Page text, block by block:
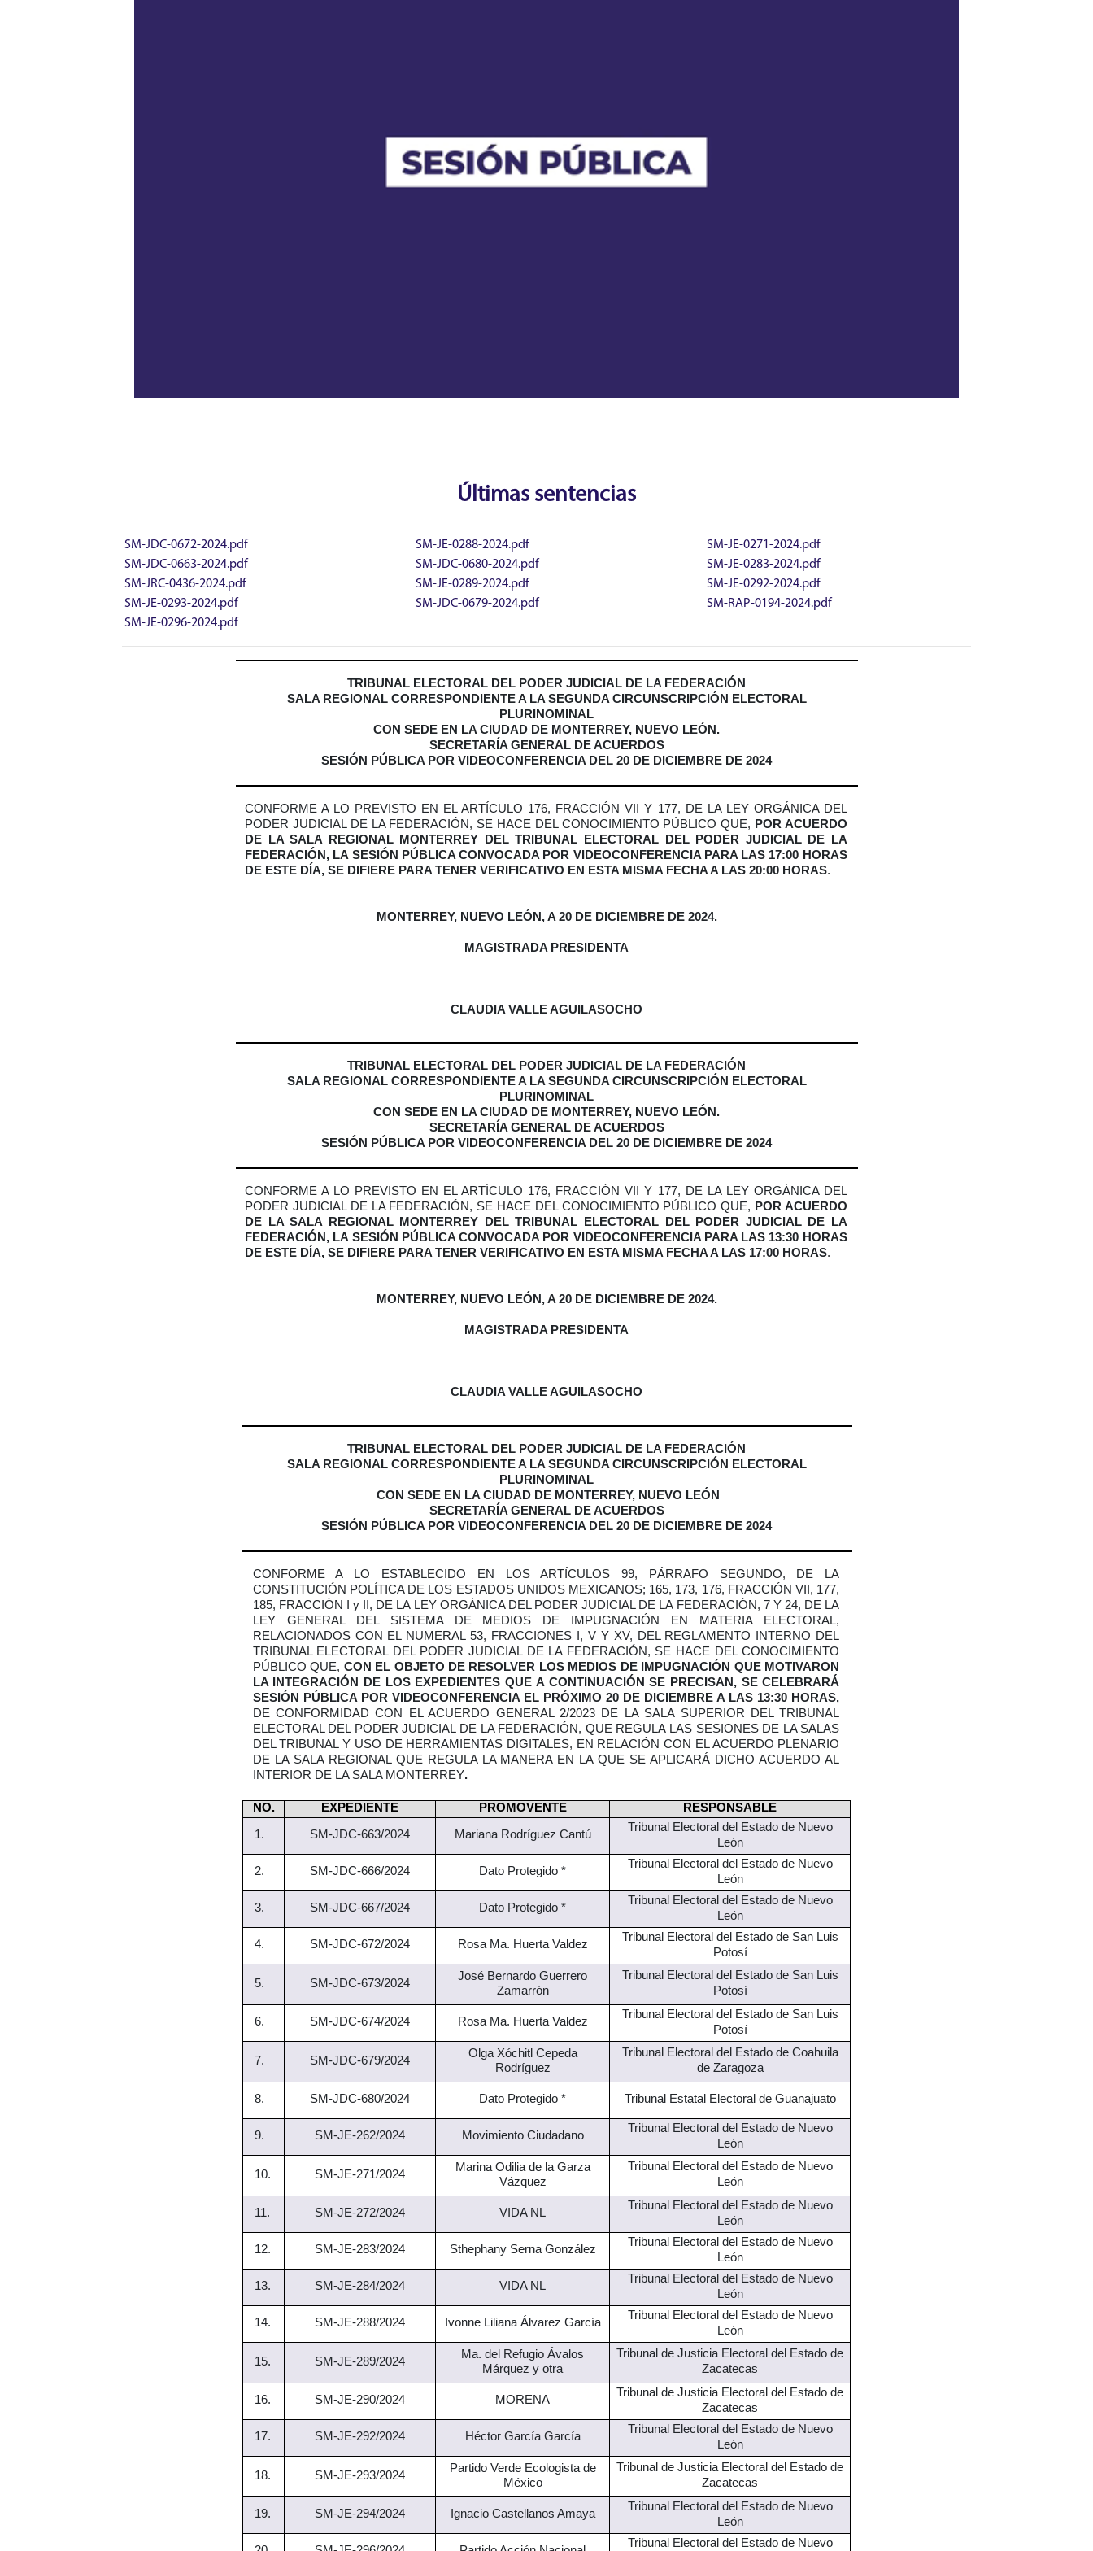
Últimas sentencias
SM-JDC-0672-2024.pdf SM-JE-0288-2024.pdf
SM-JE-0271-2024.pdf
SM-JDC-0663-2024.pdf
SM-JDC-0680-2024.pdf
SM-JE-0283-2024.pdf
SM-JRC-0436-2024.pdf
SM-JE-0289-2024.pdf
SM-JE-0292-2024.pdf
SM-JE-0293-2024.pdf
SM-JDC-0679-2024.pdf
SM-RAP-0194-2024.pdf
SM-JE-0296-2024.pdf
TRIBUNAL ELECTORAL DEL PODER JUDICIAL DE LA FEDERACIÓN
SALA REGIONAL CORRESPONDIENTE A LA SEGUNDA CIRCUNSCRIPCIÓN ELECTORAL
PLURINOMINAL
CON SEDE EN LA CIUDAD DE MONTERREY, NUEVO LEÓN.
SECRETARÍA GENERAL DE ACUERDOS
SESIÓN PÚBLICA POR VIDEOCONFERENCIA DEL 20 DE DICIEMBRE DE 2024
CONFORME A LO PREVISTO EN EL ARTÍCULO 176, FRACCIÓN VII Y 177, DE LA LEY ORGÁNICA DEL
PODER JUDICIAL DE LA FEDERACIÓN, SE HACE DEL CONOCIMIENTO PÚBLICO QUE, POR ACUERDO
DE LA SALA REGIONAL MONTERREY DEL TRIBUNAL ELECTORAL DEL PODER JUDICIAL DE LA
FEDERACIÓN, LA SESIÓN PÚBLICA CONVOCADA POR VIDEOCONFERENCIA PARA LAS 17:00 HORAS
DE ESTE DÍA, SE DIFIERE PARA TENER VERIFICATIVO EN ESTA MISMA FECHA A LAS 20:00 HORAS.
MONTERREY, NUEVO LEÓN, A 20 DE DICIEMBRE DE 2024.
MAGISTRADA PRESIDENTA
CLAUDIA VALLE AGUILASOCHO
TRIBUNAL ELECTORAL DEL PODER JUDICIAL DE LA FEDERACIÓN
SALA REGIONAL CORRESPONDIENTE A LA SEGUNDA CIRCUNSCRIPCIÓN ELECTORAL
PLURINOMINAL
CON SEDE EN LA CIUDAD DE MONTERREY, NUEVO LEÓN.
SECRETARÍA GENERAL DE ACUERDOS
SESIÓN PÚBLICA POR VIDEOCONFERENCIA DEL 20 DE DICIEMBRE DE 2024
CONFORME A LO PREVISTO EN EL ARTÍCULO 176, FRACCIÓN VII Y 177, DE LA LEY ORGÁNICA DEL
PODER JUDICIAL DE LA FEDERACIÓN, SE HACE DEL CONOCIMIENTO PÚBLICO QUE, POR ACUERDO
DE LA SALA REGIONAL MONTERREY DEL TRIBUNAL ELECTORAL DEL PODER JUDICIAL DE LA
FEDERACIÓN, LA SESIÓN PÚBLICA CONVOCADA POR VIDEOCONFERENCIA PARA LAS 13:30 HORAS
DE ESTE DÍA, SE DIFIERE PARA TENER VERIFICATIVO EN ESTA MISMA FECHA A LAS 17:00 HORAS.
MONTERREY, NUEVO LEÓN, A 20 DE DICIEMBRE DE 2024.
MAGISTRADA PRESIDENTA
CLAUDIA VALLE AGUILASOCHO
TRIBUNAL ELECTORAL DEL PODER JUDICIAL DE LA FEDERACIÓN
SALA REGIONAL CORRESPONDIENTE A LA SEGUNDA CIRCUNSCRIPCIÓN ELECTORAL
PLURINOMINAL
CON SEDE EN LA CIUDAD DE MONTERREY, NUEVO LEÓN
SECRETARÍA GENERAL DE ACUERDOS
SESIÓN PÚBLICA POR VIDEOCONFERENCIA DEL 20 DE DICIEMBRE DE 2024
CONFORME A LO ESTABLECIDO EN LOS ARTÍCULOS 99, PÁRRAFO SEGUNDO, DE LA
CONSTITUCIÓN POLÍTICA DE LOS ESTADOS UNIDOS MEXICANOS; 165, 173, 176, FRACCIÓN VII, 177,
185, FRACCIÓN I y II, DE LA LEY ORGÁNICA DEL PODER JUDICIAL DE LA FEDERACIÓN, 7 Y 24, DE LA
LEY GENERAL DEL SISTEMA DE MEDIOS DE IMPUGNACIÓN EN MATERIA ELECTORAL,
RELACIONADOS CON EL NUMERAL 53, FRACCIONES I, V Y XV, DEL REGLAMENTO INTERNO DEL
TRIBUNAL ELECTORAL DEL PODER JUDICIAL DE LA FEDERACIÓN, SE HACE DEL CONOCIMIENTO
PÚBLICO QUE, CON EL OBJETO DE RESOLVER LOS MEDIOS DE IMPUGNACIÓN QUE MOTIVARON
LA INTEGRACIÓN DE LOS EXPEDIENTES QUE A CONTINUACIÓN SE PRECISAN, SE CELEBRARÁ
SESIÓN PÚBLICA POR VIDEOCONFERENCIA EL PRÓXIMO 20 DE DICIEMBRE A LAS 13:30 HORAS,
DE CONFORMIDAD CON EL ACUERDO GENERAL 2/2023 DE LA SALA SUPERIOR DEL TRIBUNAL
ELECTORAL DEL PODER JUDICIAL DE LA FEDERACIÓN, QUE REGULA LAS SESIONES DE LA SALAS
DEL TRIBUNAL Y USO DE HERRAMIENTAS DIGITALES, EN RELACIÓN CON EL ACUERDO PLENARIO
DE LA SALA REGIONAL QUE REGULA LA MANERA EN LA QUE SE APLICARÁ DICHO ACUERDO AL
INTERIOR DE LA SALA MONTERREY.
NO. EXPEDIENTE PROMOVENTE RESPONSABLE
1. SM-JDC-663/2024 Mariana Rodríguez Cantú
Tribunal Electoral del Estado de Nuevo
León
2. SM-JDC-666/2024 Dato Protegido *
Tribunal Electoral del Estado de Nuevo
León
3. SM-JDC-667/2024 Dato Protegido *
Tribunal Electoral del Estado de Nuevo
León
4. SM-JDC-672/2024 Rosa Ma. Huerta Valdez
Tribunal Electoral del Estado de San Luis
Potosí
5. SM-JDC-673/2024
José Bernardo Guerrero
Zamarrón
Tribunal Electoral del Estado de San Luis
Potosí
6. SM-JDC-674/2024 Rosa Ma. Huerta Valdez
Tribunal Electoral del Estado de San Luis
Potosí
7. SM-JDC-679/2024
Olga Xóchitl Cepeda
Rodríguez
Tribunal Electoral del Estado de Coahuila
de Zaragoza
8. SM-JDC-680/2024 Dato Protegido * Tribunal Estatal Electoral de Guanajuato
9. SM-JE-262/2024 Movimiento Ciudadano
Tribunal Electoral del Estado de Nuevo
León
10. SM-JE-271/2024
Marina Odilia de la Garza
Vázquez
Tribunal Electoral del Estado de Nuevo
León
11. SM-JE-272/2024 VIDA NL
Tribunal Electoral del Estado de Nuevo
León
12. SM-JE-283/2024 SthephanySerna González
Tribunal Electoral del Estado de Nuevo
León
13. SM-JE-284/2024 VIDA NL
Tribunal Electoral del Estado de Nuevo
León
14. SM-JE-288/2024 Ivonne Liliana Álvarez García
Tribunal Electoral del Estado de Nuevo
León
15. SM-JE-289/2024
Ma. del Refugio Ávalos
Márquez y otra
Tribunal de Justicia Electoral del Estado de
Zacatecas
16. SM-JE-290/2024 MORENA
Tribunal de Justicia Electoral del Estado de
Zacatecas
17. SM-JE-292/2024 Héctor GarcíaGarcía
Tribunal Electoral del Estado de Nuevo
León
18. SM-JE-293/2024
Partido Verde Ecologista de
México
Tribunal de Justicia Electoral del Estado de
Zacatecas
19. SM-JE-294/2024 Ignacio Castellanos Amaya
Tribunal Electoral del Estado de Nuevo
León
Tribunal Electoral del Estado de Nuevo